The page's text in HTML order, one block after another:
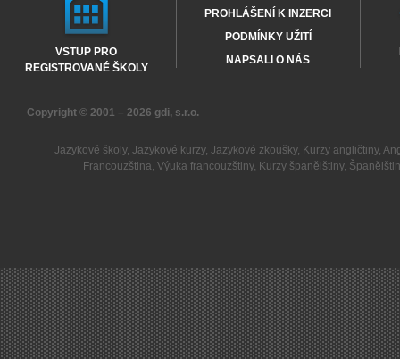
VSTUP PRO
REGISTROVANÉ ŠKOLY
PROHLÁŠENÍ K INZERCI
PODMÍNKY UŽITÍ
NAPSALI O NÁS
Copyright © 2001 – 2026 gdi, s.r.o.
Jazykové školy, Jazykové kurzy, Jazykové zkoušky, Kurzy angličtiny,
Francouzština,Výuka francouzštiny, Kurzy španělštiny,